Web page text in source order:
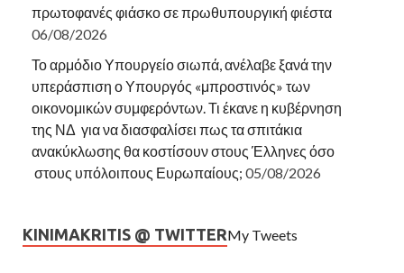
πρωτοφανές φιάσκο σε πρωθυπουργική φιέστα
06/08/2026
Το αρμόδιο Υπουργείο σιωπά, ανέλαβε ξανά την
υπεράσπιση ο Υπουργός «μπροστινός» των
οικονομικών συμφερόντων. Τι έκανε η κυβέρνηση
της ΝΔ για να διασφαλίσει πως τα σπιτάκια
ανακύκλωσης θα κοστίσουν στους Έλληνες όσο
στους υπόλοιπους Ευρωπαίους; 05/08/2026
KINIMAKRITIS @ TWITTERMy Tweets